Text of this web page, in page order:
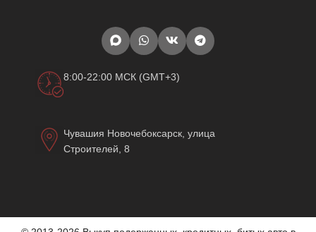
8:00-22:00 МСК (GMT+3)
Чувашия Новочебоксарск, улица
Строителей, 8